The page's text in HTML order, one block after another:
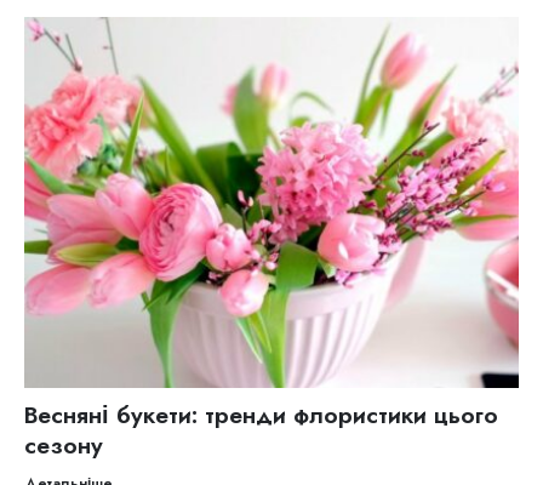
Весняні букети: тренди флористики цього
сезону